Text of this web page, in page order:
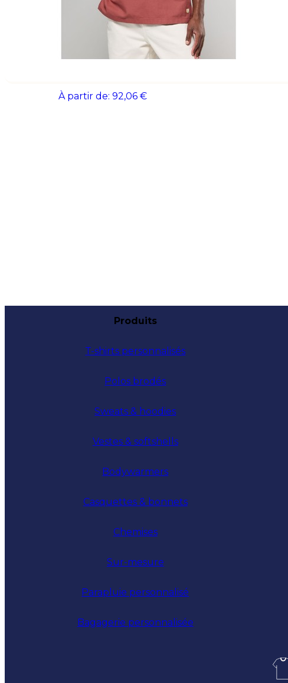
Vareuse manches longues
À partir de: 92,06 €
Produits
T-shirts personnalisés
Polos brodés
Sweats & hoodies
Vestes & softshells
Bodywarmers
Casquettes & bonnets
Chemises
Sur-mesure
Parapluie personnalisé
Bagagerie personnalisée